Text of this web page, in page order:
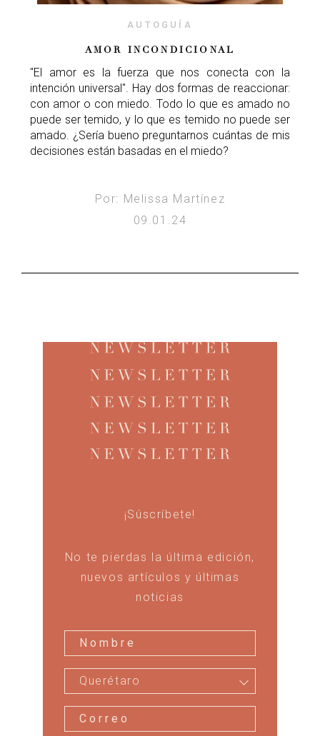
AUTOGUÍA
AMOR INCONDICIONAL
"El amor es la fuerza que nos conecta con la
intención universal". Hay dos formas de reaccionar:
con amor o con miedo. Todo lo que es amado no
puede ser temido, y lo que es temido no puede ser
amado. ¿Sería bueno preguntarnos cuántas de mis
decisiones están basadas en el miedo?
Por: Melissa Martínez
09.01.24
¡Súscríbete!
No te pierdas la última edición,
nuevos artículos y últimas
noticias
Querétaro